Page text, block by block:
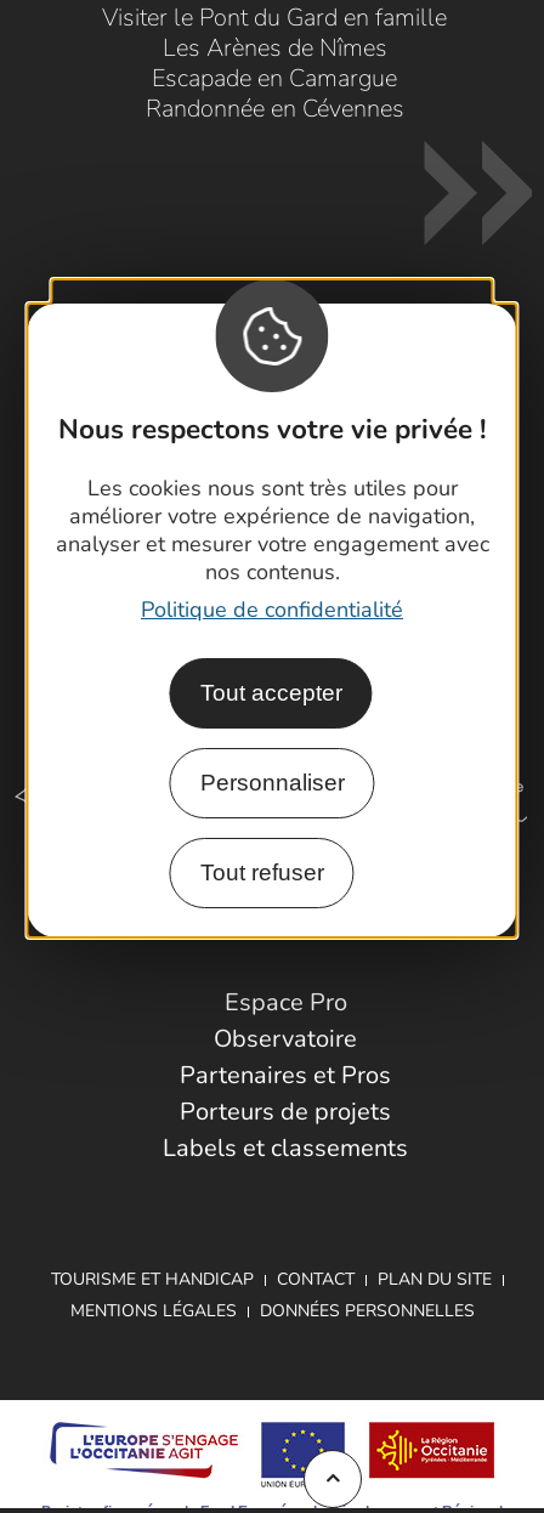
Nous respectons votre vie privée !
Les cookies nous sont très utiles pour
améliorer votre expérience de navigation,
analyser et mesurer votre engagement avec
nos contenus.
Politique de confidentialité
Tout accepter
Personnaliser
Tout refuser
Visiter le Pont du Gard en famille
Les Arènes de Nîmes
Escapade en Camargue
Randonnée en Cévennes
Contactez-nous !
Foire aux questions
Brochures
Latitude Gard
Comment venir ?
Espace Pro
Observatoire
Partenaires et Pros
Porteurs de projets
Labels et classements
TOURISME ET HANDICAP CONTACT
PLAN DU SITE
MENTIONS LÉGALES
DONNÉES PERSONNELLES